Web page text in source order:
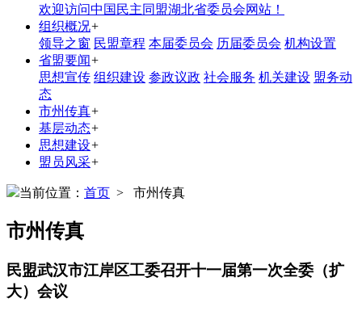
欢迎访问中国民主同盟湖北省委员会网站！
组织概况+
领导之窗 民盟章程 本届委员会 历届委员会 机构设置
省盟要闻+
思想宣传 组织建设 参政议政 社会服务 机关建设 盟务动
态
市州传真+
基层动态+
思想建设+
盟员风采+
当前位置： 首页 > 市州传真
市州传真
民盟武汉市江岸区工委召开十一届第一次全委（扩
大）会议